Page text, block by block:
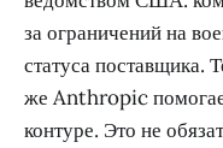
за ограничений на
статуса поставщика.
же Anthropic
контуре. Это не